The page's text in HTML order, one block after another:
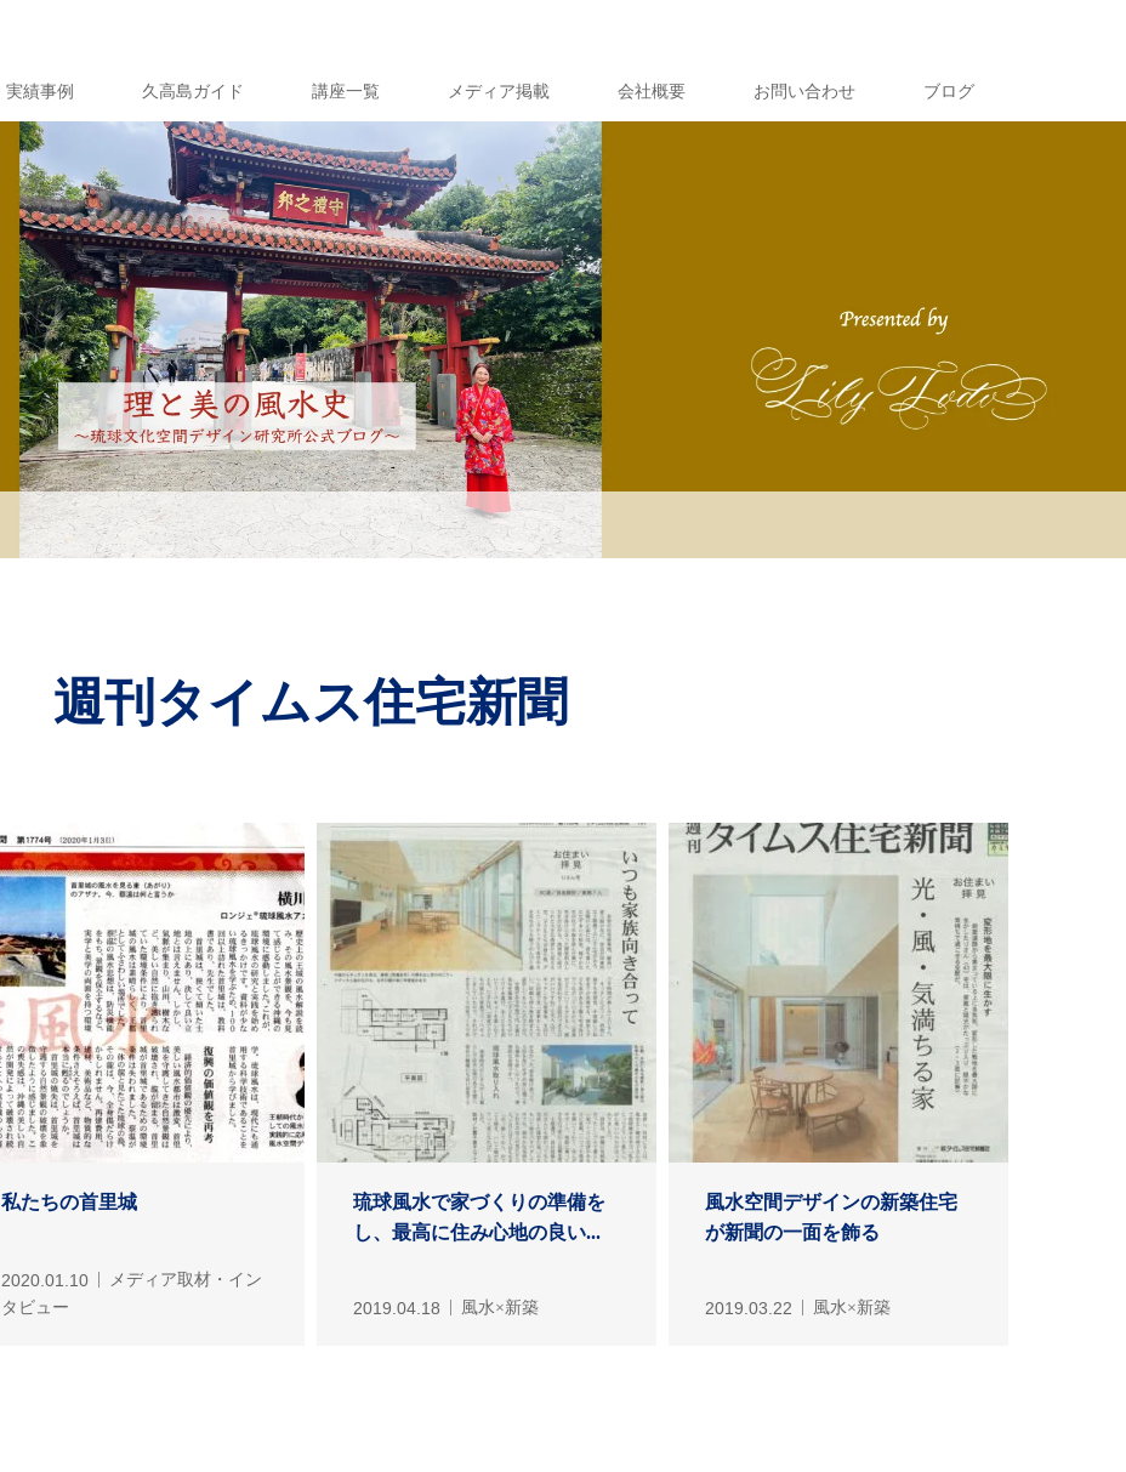
実績事例 久高島ガイド 講座一覧 メディア掲載 会社概要 お問い合わせ ブログ
週刊タイムス住宅新聞
私たちの首里城
2020.01.10
メディア取材・イン
タビュー
琉球風水で家づくりの準備を
し、最高に住み心地の良い...
2019.04.18 風水×新築
風水空間デザインの新築住宅
が新聞の一面を飾る
2019.03.22 風水×新築